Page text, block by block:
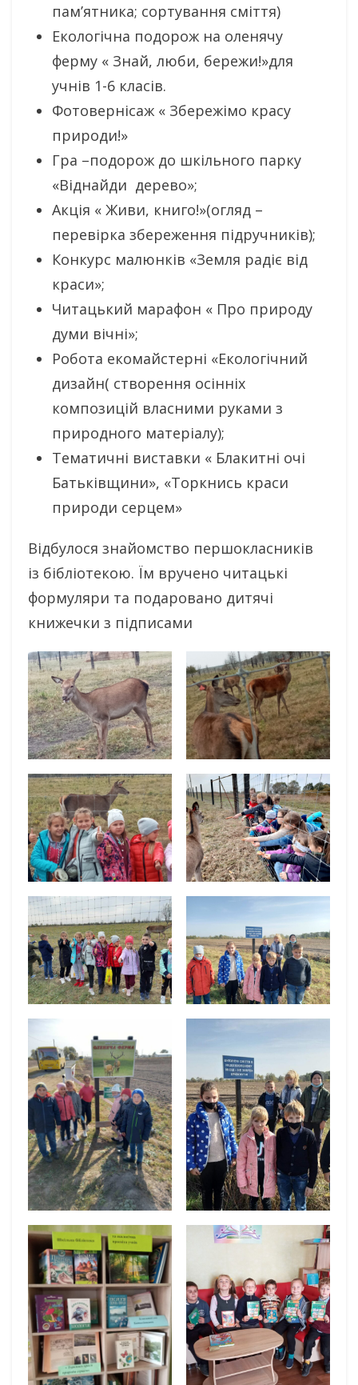
пам’ятника; сортування сміття)
Екологічна подорож на оленячу
ферму « Знай, люби, бережи!»для
учнів 1-6 класів.
Фотовернісаж « Збережімо красу
природи!»
Гра –подорож до шкільного парку
«Віднайди дерево»;
Акція « Живи, книго!»(огляд –
перевірка збереження підручників);
Конкурс малюнків «Земля радіє від
краси»;
Читацький марафон « Про природу
думи вічні»;
Робота екомайстерні «Екологічний
дизайн( створення осінніх
композицій власними руками з
природного матеріалу);
Тематичні виставки « Блакитні очі
Батьківщини», «Торкнись краси
природи серцем»
Відбулося знайомство першокласників
із бібліотекою. Їм вручено читацькі
формуляри та подаровано дитячі
книжечки з підписами